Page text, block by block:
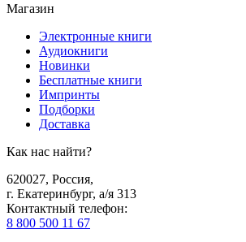
Магазин
Электронные книги
Аудиокниги
Новинки
Бесплатные книги
Импринты
Подборки
Доставка
Как нас найти?
620027, Россия,
г. Екатеринбург, а/я 313
Контактный телефон:
8 800 500 11 67